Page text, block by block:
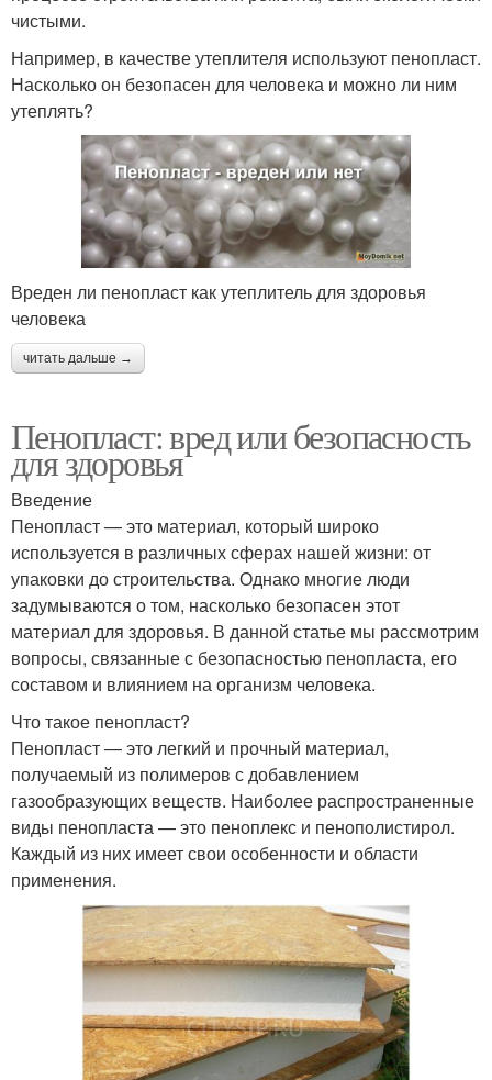
чистыми.
Например, в качестве утеплителя используют пенопласт.
Насколько он безопасен для человека и можно ли ним
утеплять?
Вреден ли пенопласт как утеплитель для здоровья
человека
читать дальше →
Пенопласт: вред или безопасность
для здоровья
Введение
Пенопласт — это материал, который широко
используется в различных сферах нашей жизни: от
упаковки до строительства. Однако многие люди
задумываются о том, насколько безопасен этот
материал для здоровья. В данной статье мы рассмотрим
вопросы, связанные с безопасностью пенопласта, его
составом и влиянием на организм человека.
Что такое пенопласт?
Пенопласт — это легкий и прочный материал,
получаемый из полимеров с добавлением
газообразующих веществ. Наиболее распространенные
виды пенопласта — это пеноплекс и пенополистирол.
Каждый из них имеет свои особенности и области
применения.